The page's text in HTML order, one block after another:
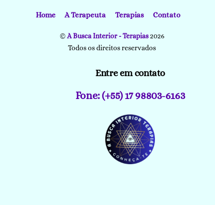
Home A Terapeuta Terapias Contato
©A Busca Interior - Terapias2026
Todos os direitos reservados
Entre em contato
Fone: (+55) 17 98803-6163